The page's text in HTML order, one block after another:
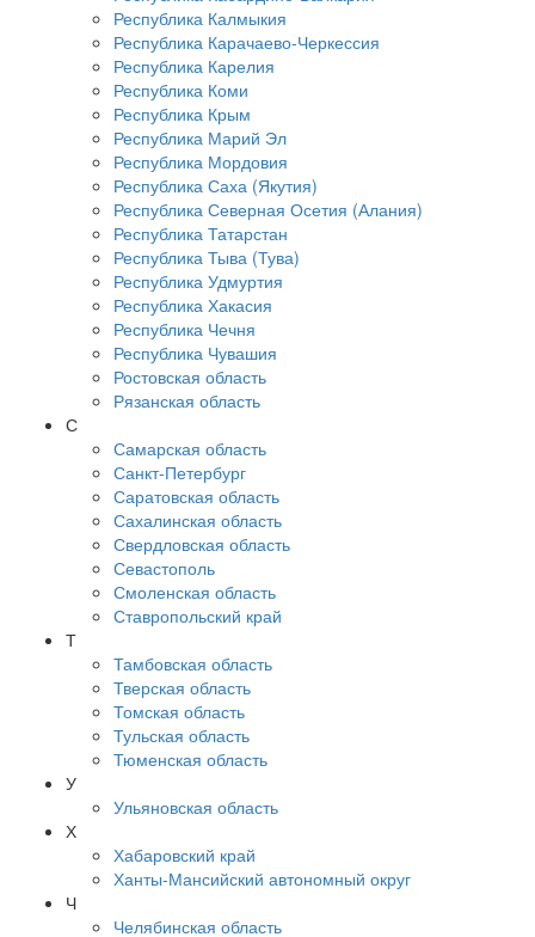
Республика Калмыкия
Республика Карачаево-Черкессия
Республика Карелия
Республика Коми
Республика Крым
Республика Марий Эл
Республика Мордовия
Республика Саха (Якутия)
Республика Северная Осетия (Алания)
Республика Татарстан
Республика Тыва (Тува)
Республика Удмуртия
Республика Хакасия
Республика Чечня
Республика Чувашия
Ростовская область
Рязанская область
С
Самарская область
Санкт-Петербург
Саратовская область
Сахалинская область
Свердловская область
Севастополь
Смоленская область
Ставропольский край
Т
Тамбовская область
Тверская область
Томская область
Тульская область
Тюменская область
У
Ульяновская область
Х
Хабаровский край
Ханты-Мансийский автономный округ
Ч
Челябинская область